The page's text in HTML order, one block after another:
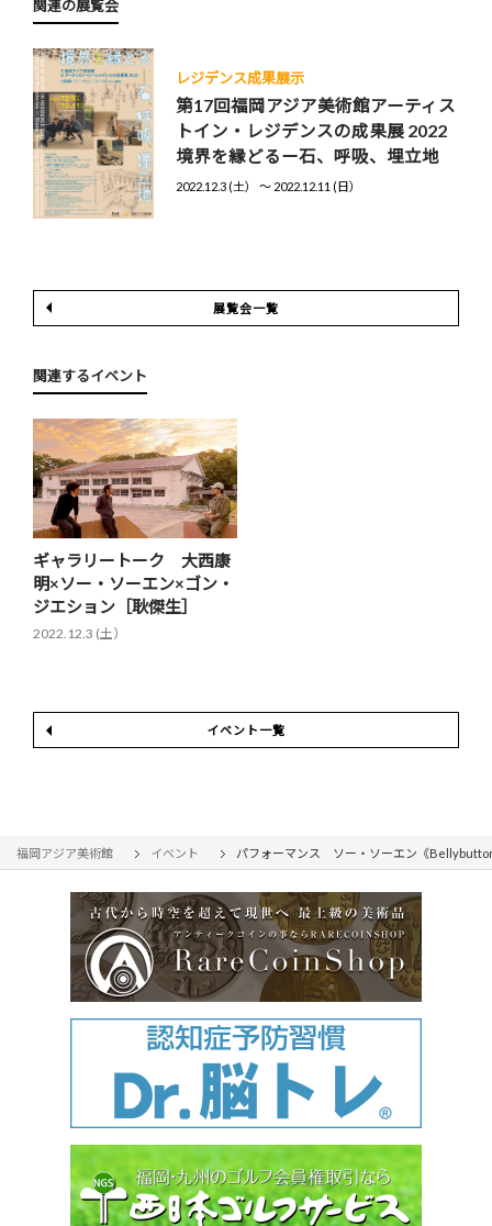
関連の展覧会
レジデンス成果展示
第17回福岡アジア美術館アーティス
トイン・レジデンスの成果展 2022
境界を縁どるー石、呼吸、埋立地
2022.12.3 (土） 〜 2022.12.11 (日）
展覧会一覧
関連するイベント
ギャラリートーク 大西康
明×ソー・ソーエン×ゴン・
ジエション［耿傑生］
2022.12.3 (土）
イベント一覧
福岡アジア美術館 イベント パフォーマンス ソー・ソーエン《